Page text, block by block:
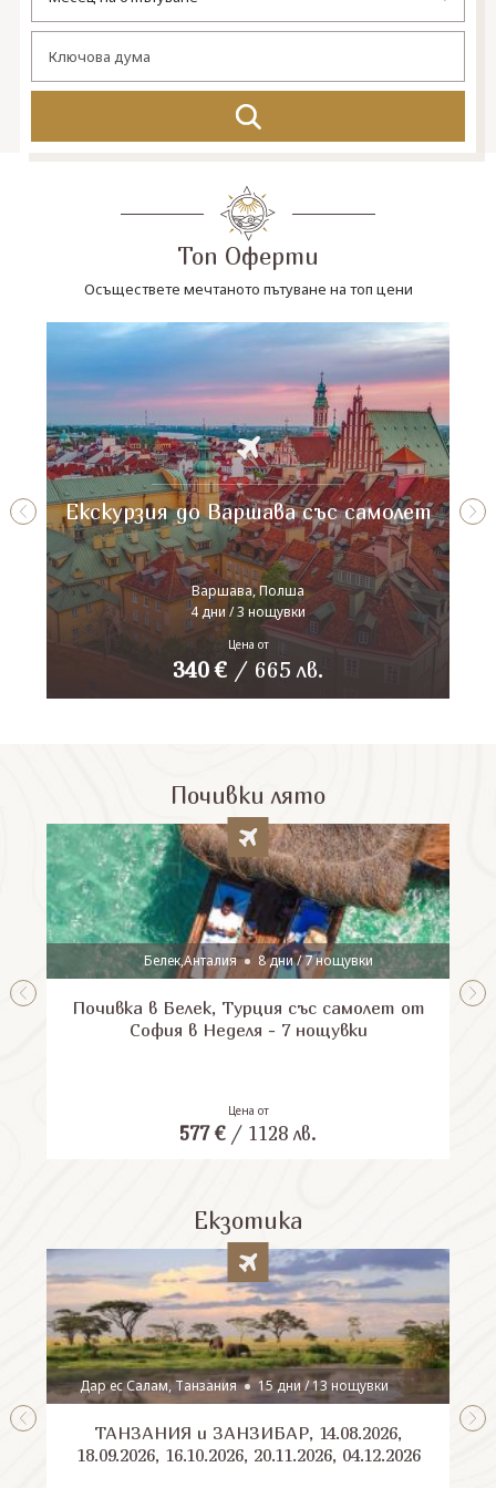
Топ Оферти
Осъществете мечтаното пътуване на топ цени
Екскурзия до Варшава със самолет
Варшава, Полша
4 дни / 3 нощувки
Цена от
340 € / 665 лв.
Почивки лято
Белек,Анталия 8 дни / 7 нощувки
Почивка в Белек, Турция със самолет от
София в Неделя - 7 нощувки
Цена от
577 €/ 1128 лв.
Екзотика
Дар ес Салам, Танзания 15 дни / 13 нощувки
ТАНЗАНИЯ и ЗАНЗИБАР, 14.08.2026,
18.09.2026, 16.10.2026, 20.11.2026, 04.12.2026